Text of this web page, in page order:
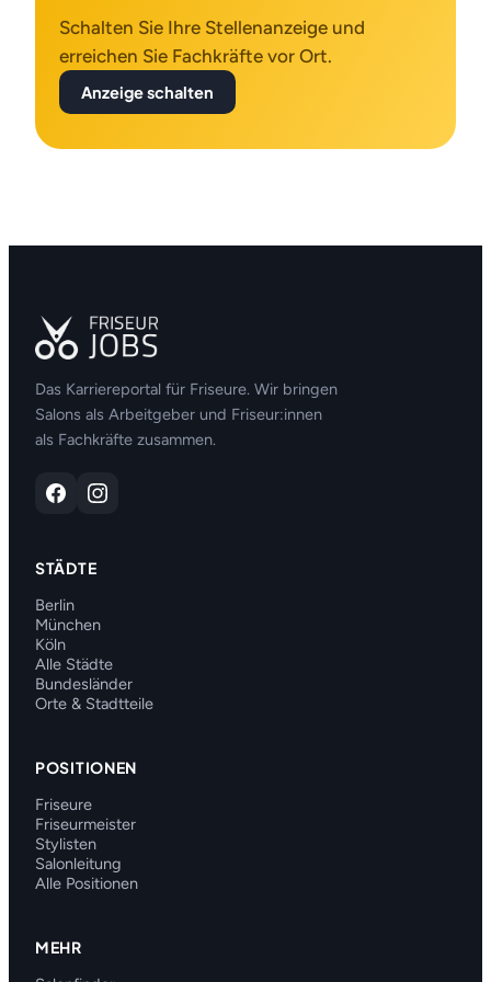
Schalten Sie Ihre Stellenanzeige und
erreichen Sie Fachkräfte vor Ort.
Anzeige schalten
Das Karriereportal für Friseure. Wir bringen
Salons als Arbeitgeber und Friseur:innen
als Fachkräfte zusammen.
STÄDTE
Berlin
München
Köln
Alle Städte
Bundesländer
Orte & Stadtteile
POSITIONEN
Friseure
Friseurmeister
Stylisten
Salonleitung
Alle Positionen
MEHR